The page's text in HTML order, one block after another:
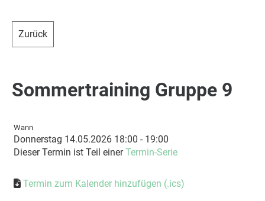
Zurück
Sommertraining Gruppe 9
Wann
Donnerstag 14.05.2026 18:00 - 19:00
Dieser Termin ist Teil einerTermin-Serie
Termin zum Kalender hinzufügen (.ics)